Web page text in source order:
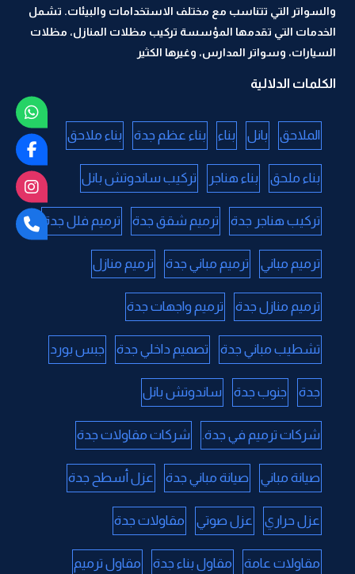
والسواتر التي تتناسب مع مختلف الاستخدامات والبيئات. تشمل
الخدمات التي تقدمها المؤسسة تركيب مظلات المنازل، مظلات
السيارات، وسواتر المدارس، وغيرها الكثير
الكلمات الدلالية
الملاحق بانل بناء بناء عظم جدة بناء ملاحق
بناء ملحق بناء هناجر تركيب ساندوتش بانل
تركيب هناجر جدة ترميم شقق جدة ترميم فلل جدة
ترميم مباني ترميم مباني جدة ترميم منازل
ترميم منازل جدة ترميم واجهات جدة
تشطيب مباني جدة تصميم داخلي جدة جبس بورد
جدة جنوب جدة ساندوتش بانل
شركات ترميم في جدة. شركات مقاولات جدة
صيانة مباني صيانة مباني جدة عزل أسطح جدة
عزل حراري عزل صوتي مقاولات جدة
مقاولات عامة مقاول بناء جدة مقاول ترميم